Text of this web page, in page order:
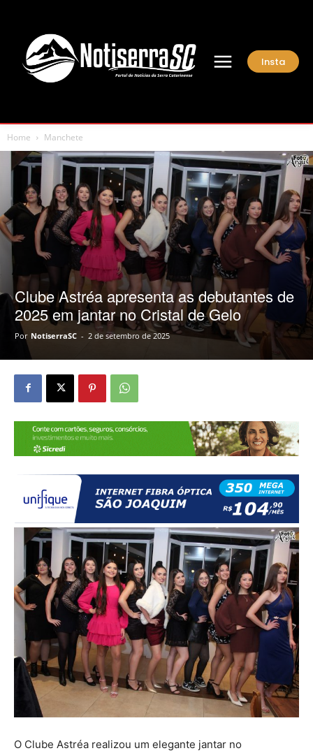
Insta
Home Manchete
Clube Astréa apresenta as debutantes de
2025 em jantar no Cristal de Gelo
Por NotiserraSC - 2 de setembro de 2025
O Clube Astréa realizou um elegante jantar no